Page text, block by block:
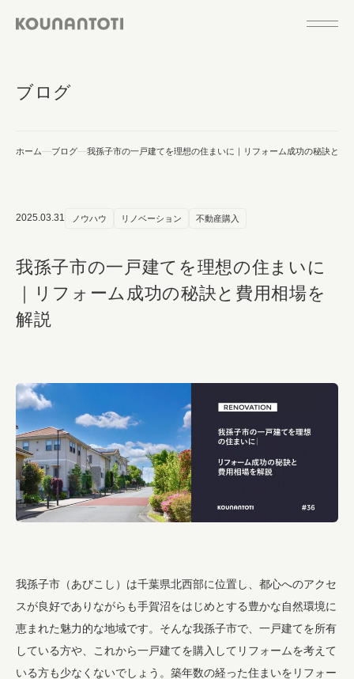
ブログ
ホーム ブログ 我孫子市の一戸建てを理想の住まいに｜リフォーム成功の秘訣と費
2025.03.31 ノウハウ リノベーション 不動産購入
我孫子市の一戸建てを理想の住まいに
｜リフォーム成功の秘訣と費用相場を
解説
我孫子市（あびこし）は千葉県北西部に位置し、都心へのアクセ
スが良好でありながらも手賀沼をはじめとする豊かな自然環境に
恵まれた魅力的な地域です。そんな我孫子市で、一戸建てを所有
している方や、これから一戸建てを購入してリフォームを考えて
いる方も少なくないでしょう。築年数の経った住まいをリフォー